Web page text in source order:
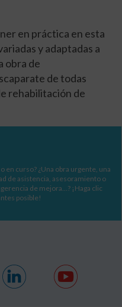
en práctica en esta
y adaptadas a
obra de
de todas
rehabilitación de
en curso? ¿Una obra urgente, una
de asistencia, asesoramiento o
de mejora…? ¡Haga clic
posible!